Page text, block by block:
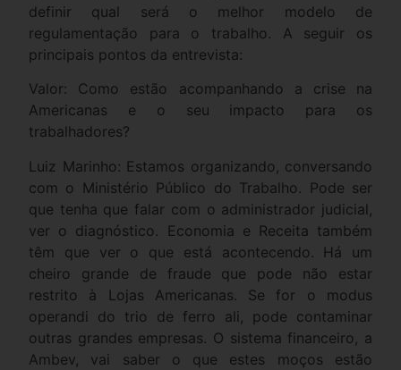
definir qual será o melhor modelo de
regulamentação para o trabalho. A seguir os
principais pontos da entrevista:
Valor: Como estão acompanhando a crise na
Americanas e o seu impacto para os
trabalhadores?
Luiz Marinho: Estamos organizando, conversando
com o Ministério Público do Trabalho. Pode ser
que tenha que falar com o administrador judicial,
ver o diagnóstico. Economia e Receita também
têm que ver o que está acontecendo. Há um
cheiro grande de fraude que pode não estar
restrito à Lojas Americanas. Se for o modus
operandi do trio de ferro ali, pode contaminar
outras grandes empresas. O sistema financeiro, a
Ambev, vai saber o que estes moços estão